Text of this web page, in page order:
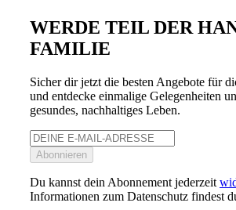
WERDE TEIL DER
FAMILIE
Sicher dir jetzt die besten Angebote für
und entdecke einmalige Gelegenheiten
gesundes, nachhaltiges Leben.
Abonnieren
Du kannst dein Abonnement jederzeit
Informationen zum Datenschutz findest